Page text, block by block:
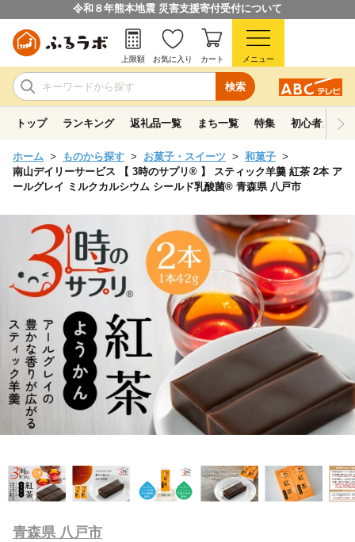
令和８年熊本地震 災害支援寄付受付について
検索
上限額 お気に入り カート メニュー
トップ ランキング 返礼品一覧 まち一覧 特集 初心者ガイド
ホーム ものから探す お菓子・スイーツ
和菓子
南山デイリーサービス 【 3時のサプリ® 】 スティック羊羹 紅茶 2本 ア
ールグレイ ミルクカルシウム シールド乳酸菌® 青森県 八戸市
青森県 八戸市